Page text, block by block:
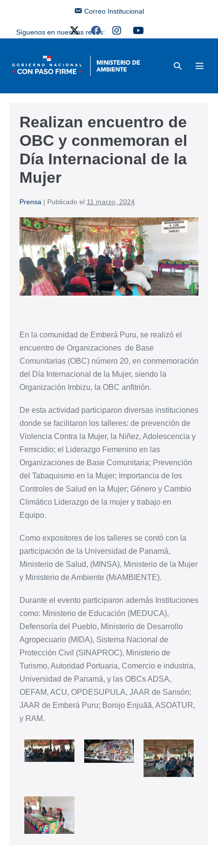
Correo Institucional
Síguenos en nuestras redes:
Realizan encuentro de
OBC y conmemoran el
Día Internacional de la
Mujer
Prensa | Publicado el 11 marzo, 2024
En la comunidad de Emberá Puru, se realizó el
encuentro de Organizaciones de Base
Comunitarias (OBC) número 20, en conmemoración
del Día Internacional de la Mujer, siendo la
Organización Imbizu, la OBC anfitrión.
De esta actividad participaron diversas instituciones
donde se facilitaron los talleres: de prevención de
Violencia Contra la Mujer, la Niñez, Adolescencia y
Femicidio; el Liderazgo Femenino en las
Organizaciones de Base Comunitaria; Prevención
del Tabaquismo en la Mujer; Importancia de los
Controles de Salud en la Mujer; Género y Cambio
Climático Liderazgo de la mujer y trabajo en
Equipo.
Como expositores de los talleres se contó con la
participación de la Universidad de Panamá,
Ministerio de Salud, (MINSA), Ministerio de la Mujer
y Ministerio de Ambiente (MiAMBIENTE).
Durante el evento participaron además Instituciones
como: Ministerio de Educación (MEDUCA),
Defensoría del Pueblo, Ministerio de Desarrollo
Agropecuario (MIDA), Sistema Nacional de
Protección Civil (SINAPROC), Ministerio de
Turismo, Autoridad Portuaria, Comercio e industria,
Universidad de Panamá, y las OBCs ADSA,
OEFAM, ACU, OPDESUPULA, JAAR de Sansón;
JAAR de Emberá Puru; Borojo Enjuãã, ASOATUR,
y RAM.